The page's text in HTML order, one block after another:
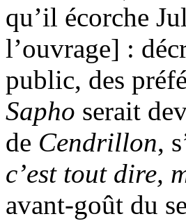
qu’il écorche
l’ouvrage] :
public, des
Sapho serait
de Cendrillon,
c’est tout dire,
avant-goût du